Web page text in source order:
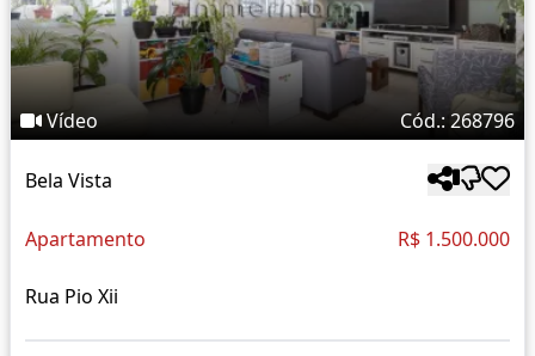
Vídeo Cód.: 268796
Bela Vista
Apartamento R$ 1.500.000
Rua Pio Xii